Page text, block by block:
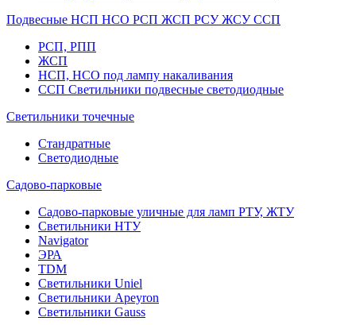
Подвесные НСП НСО РСП ЖСП РСУ ЖСУ ССП
РСП, РПП
ЖСП
НСП, НСО под лампу накаливания
ССП Светильники подвесные светодиодные
Светильники точечные
Стандратные
Светодиодные
Садово-парковые
Садово-парковые уличные для ламп РТУ, ЖТУ
Светильники НТУ
Navigator
ЭРА
TDM
Светильники Uniel
Светильники Apeyron
Светильники Gauss